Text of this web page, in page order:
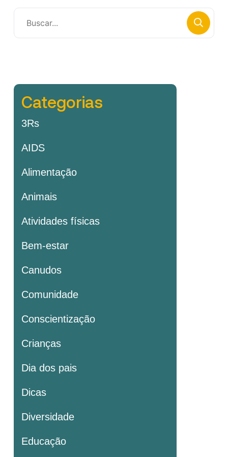
Categorias
3Rs
AIDS
Alimentação
Animais
Atividades físicas
Bem-estar
Canudos
Comunidade
Conscientização
Crianças
Dia dos pais
Dicas
Diversidade
Educação